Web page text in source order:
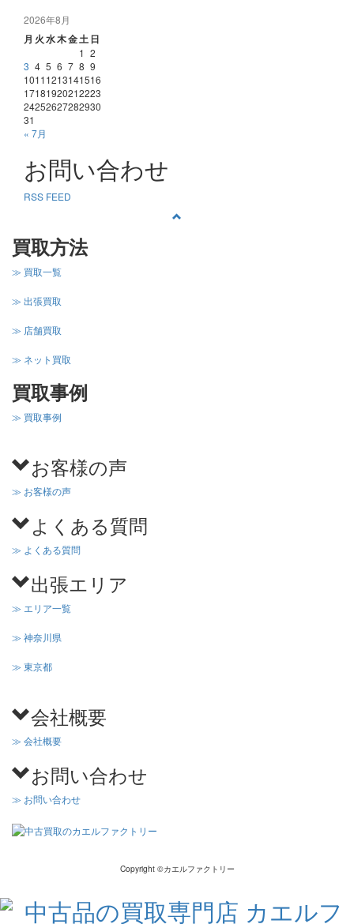
2026年8月
月 火水木金土 日
1 2
3 4 5 6 7 8 9
10111213141516
17181920212223
24252627282930
31
« 7月
お問い合わせ
RSS FEED
買取方法
≫ 買取一覧
≫ 出張買取
≫ 店舗買取
≫ ネット買取
買取事例
≫ 買取事例
お客様の声
≫ お客様の声
よくある質問
≫ よくある質問
出張エリア
≫ エリア一覧
≫ 神奈川県
≫ 東京都
会社概要
≫ 会社概要
お問い合わせ
≫ お問い合わせ
Copyright ©カエルファクトリー